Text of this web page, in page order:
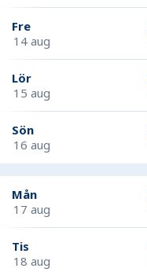
Fre
14 aug
Lör
15 aug
Sön
16 aug
Mån
17 aug
Tis
18 aug